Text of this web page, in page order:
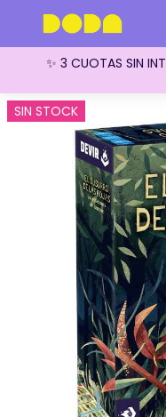
✨ 3 CUOTAS SIN
SIN STOCK